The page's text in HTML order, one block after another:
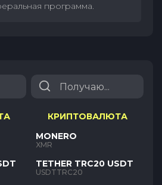
программа.
КРИПТОВАЛЮТА
MONERO
XMR
TETHER TRC20 USDT
USDTTRC20